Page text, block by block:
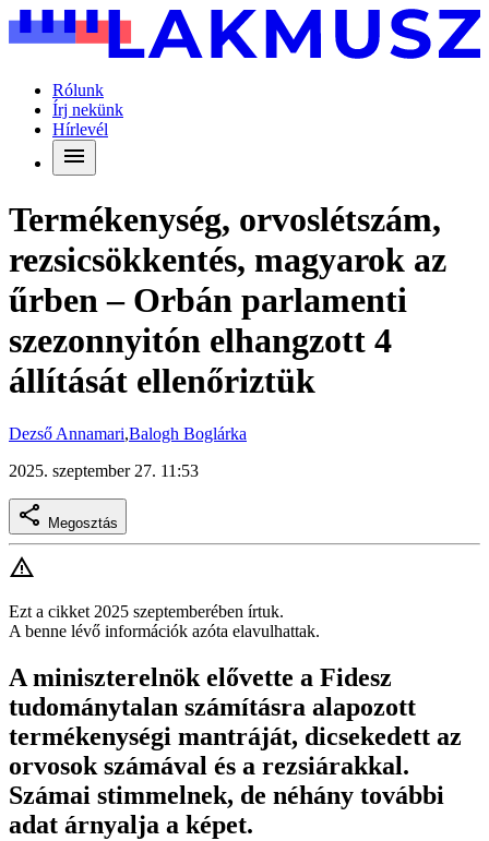
Rólunk
Írj nekünk
Hírlevél
Termékenység, orvoslétszám,
rezsicsökkentés, magyarok az
űrben – Orbán parlamenti
szezonnyitón elhangzott 4
állítását ellenőriztük
Dezső Annamari,Balogh Boglárka
2025. szeptember 27. 11:53
Megosztás
Ezt a cikket 2025 szeptemberében írtuk.
A benne lévő információk azóta elavulhattak.
A miniszterelnök elővette a Fidesz
tudománytalan számításra alapozott
termékenységi mantráját, dicsekedett az
orvosok számával és a rezsiárakkal.
Számai stimmelnek, de néhány további
adat árnyalja a képet.